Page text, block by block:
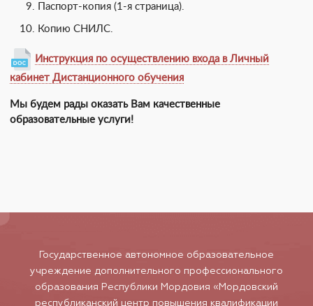
Паспорт-копия (1-я страница).
Копию СНИЛС.
Инструкция по осуществлению входа в Личный
кабинет Дистанционного обучения
Мы будем рады оказать Вам качественные
образовательные услуги!
Государственное автономное образовательное
учреждение дополнительного профессионального
образования Республики Мордовия «Мордовский
республиканский центр повышения квалификации